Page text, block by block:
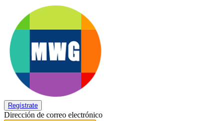
Regístrate
Dirección de correo electrónico